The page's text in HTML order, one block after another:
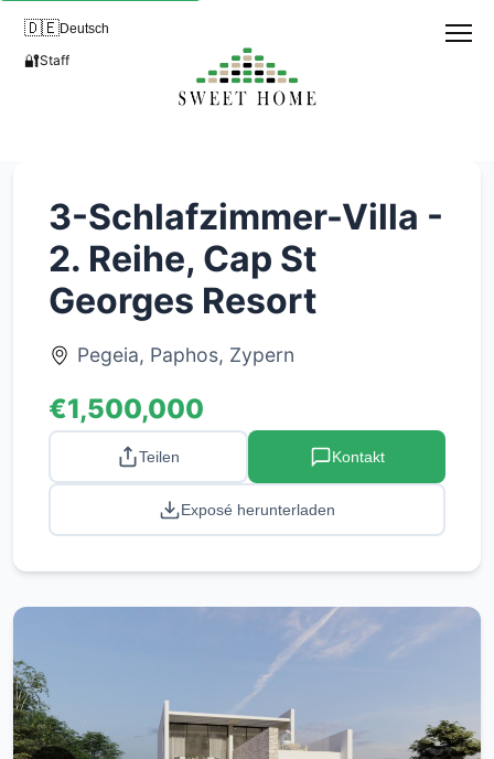
🇩🇪Deutsch
🔐Staff
3-Schlafzimmer-Villa -
2. Reihe, Cap St
Georges Resort
Pegeia, Paphos, Zypern
€1,500,000
Teilen Kontakt
Exposé herunterladen